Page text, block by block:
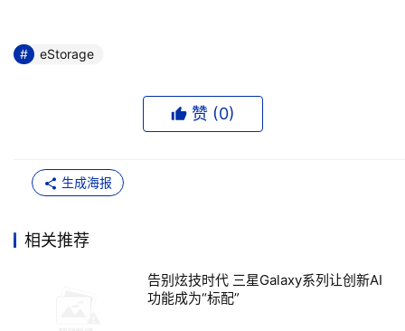
周三（2006年3月29日）
浪潮存储开始深耕教育行业，而这也拉开
了其2006年行业深度拓展的大幕。
Management r11，这是一款高度可扩展的解决方案。
EMC副总裁：并购只是企业成长辅助战略。
eStorage
赞 (0)
生成海报
相关推荐
告别炫技时代 三星Galaxy系列让创新AI
功能成为“标配”